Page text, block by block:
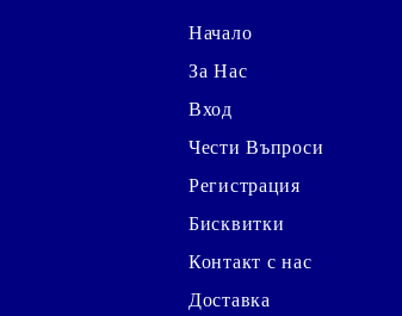
Начало
За Нас
Вход
Чести Въпроси
Регистрация
Бисквитки
Контакт с нас
Доставка